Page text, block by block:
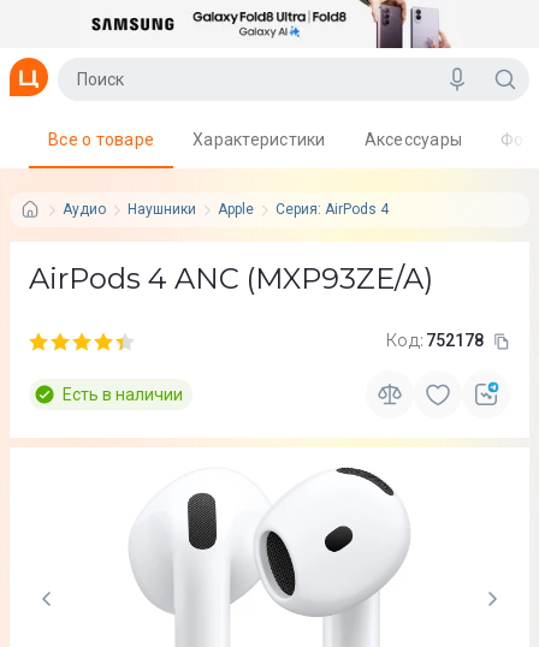
Аудио Наушники Apple Серия: AirPods 4
Все о товаре Характеристики Аксессуары
AirPods 4 ANC (MXP93ZE/A)
Код: 752178
Есть в наличии